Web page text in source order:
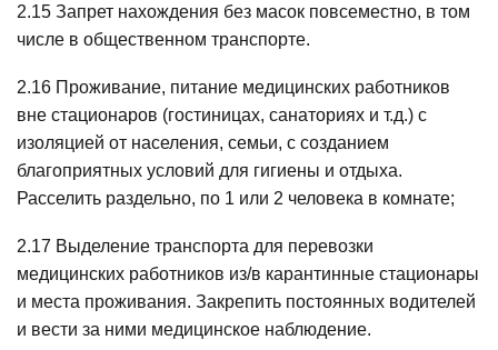
2.15 Запрет нахождения без масок повсеместно, в том
числе в общественном транспорте.
2.16 Проживание, питание медицинских работников
вне стационаров (гостиницах, санаториях и т.д.) с
изоляцией от населения, семьи, с созданием
благоприятных условий для гигиены и отдыха.
Расселить раздельно, по 1 или 2 человека в комнате;
2.17 Выделение транспорта для перевозки
медицинских работников из/в карантинные стационары
и места проживания. Закрепить постоянных водителей
и вести за ними медицинское наблюдение.